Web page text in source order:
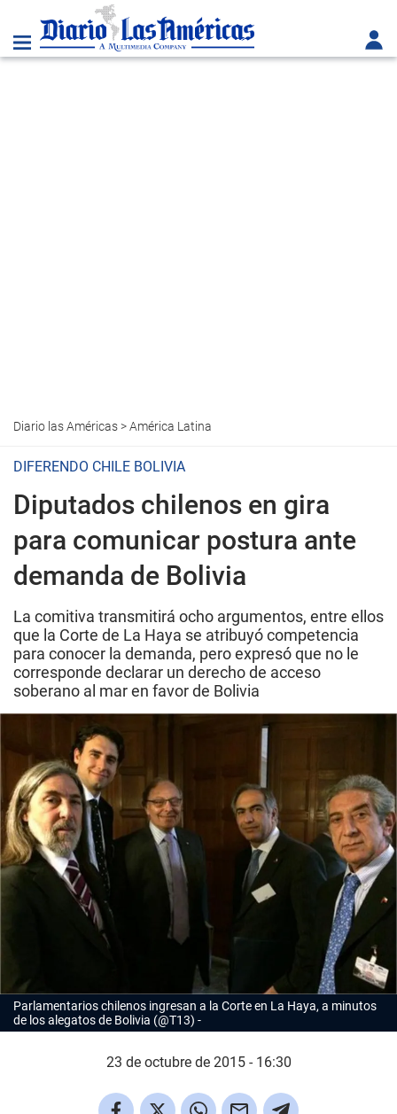
Diario las Américas>América Latina
DIFERENDO CHILE BOLIVIA
Diputados chilenos en gira
para comunicar postura ante
demanda de Bolivia
La comitiva transmitirá ocho argumentos, entre ellos
que la Corte de La Haya se atribuyó competencia
para conocer la demanda, pero expresó que no le
corresponde declarar un derecho de acceso
soberano al mar en favor de Bolivia
Parlamentarios chilenos ingresan a la Corte en La Haya, a minutos
de los alegatos de Bolivia (@T13)
23 de octubre de 2015 - 16:30